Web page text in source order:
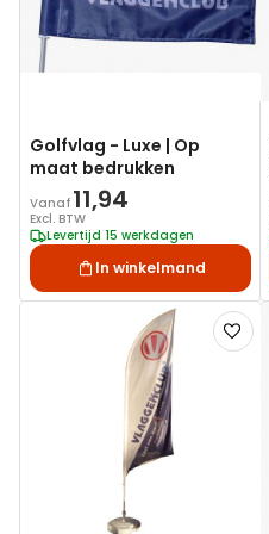
Golfvlag - Luxe | Op
maat bedrukken
Vanaf 11,94
Excl. BTW
Levertijd 15 werkdagen
In winkelmand
Voeg
toe